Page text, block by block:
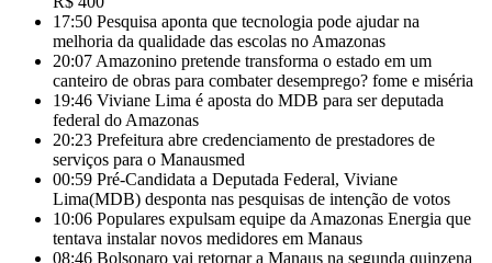
17:50 Pesquisa aponta que tecnologia pode ajudar na
melhoria da qualidade das escolas no Amazonas
20:07 Amazonino pretende transforma o estado em um
canteiro de obras para combater desemprego? fome e miséria
19:46 Viviane Lima é aposta do MDB para ser deputada
federal do Amazonas
20:23 Prefeitura abre credenciamento de prestadores de
serviços para o Manausmed
00:59 Pré-Candidata a Deputada Federal, Viviane
Lima(MDB) desponta nas pesquisas de intenção de votos
10:06 Populares expulsam equipe da Amazonas Energia que
tentava instalar novos medidores em Manaus
08:46 Bolsonaro vai retornar a Manaus na segunda quinzena